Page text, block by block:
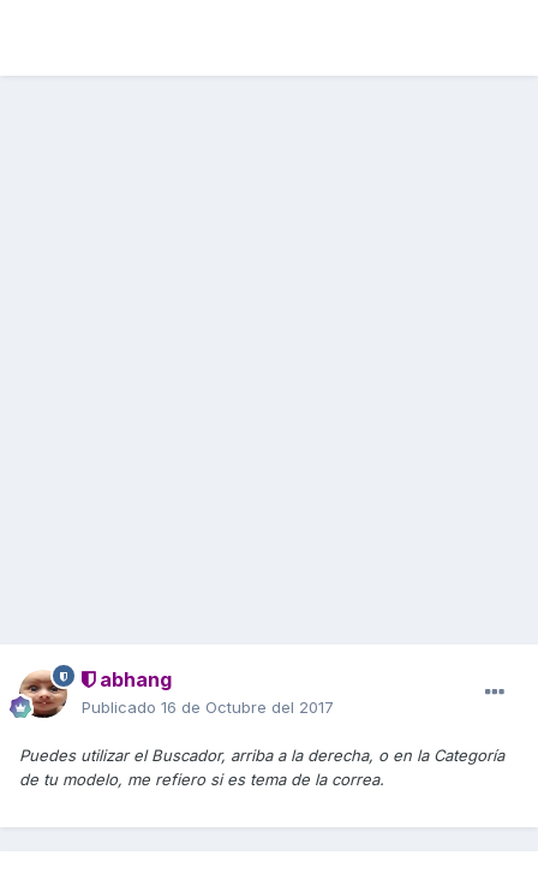
abhang
Publicado 16 de Octubre del 2017
Puedes utilizar el Buscador, arriba a la derecha, o en la Categoría
de tu modelo, me refiero si es tema de la correa.